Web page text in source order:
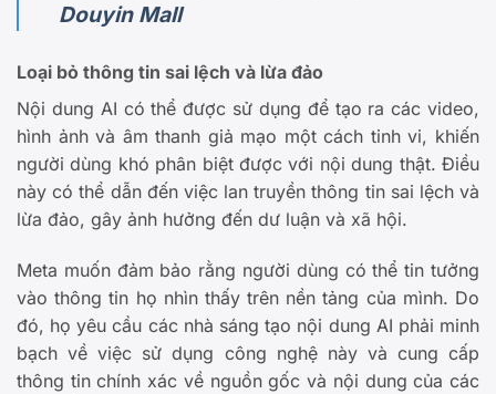
Douyin Mall
Loại bỏ thông tin sai lệch và lừa đảo
Nội dung AI có thể được sử dụng để tạo ra các video,
hình ảnh và âm thanh giả mạo một cách tinh vi, khiến
người dùng khó phân biệt được với nội dung thật. Điều
này có thể dẫn đến việc lan truyền thông tin sai lệch và
lừa đảo, gây ảnh hưởng đến dư luận và xã hội.
Meta muốn đảm bảo rằng người dùng có thể tin tưởng
vào thông tin họ nhìn thấy trên nền tảng của mình. Do
đó, họ yêu cầu các nhà sáng tạo nội dung AI phải minh
bạch về việc sử dụng công nghệ này và cung cấp
thông tin chính xác về nguồn gốc và nội dung của các